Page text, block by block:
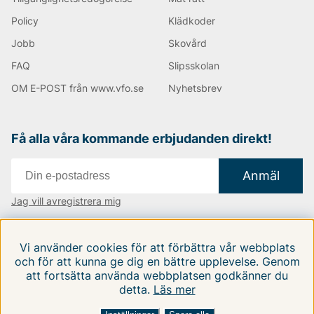
smarta detaljer som ventilation, justerbara huvor och
många fickor, vilket gör dem mycket praktiska.
Hållbarhet och Miljömedvetenhet
Precis som många moderna varumärken har
säkerställa att deras produktionsprocesser är så
miljövänliga som möjligt. Detta inkluderar också att
säkerställa rättvisa arbetsförhållanden i hela
leveranskedjan.
Expansion och Närvaro
Sedan starten har ColourWear expanderat sin närvaro
både nationellt och internationellt. Deras produkter
finns tillgängliga i många specialiserade sport- och
friluftsbutiker, såväl som online. Varumärkets
popularitet har också stärkts genom samarbeten med
Policy
Jobb
FAQ
OM E-POST från www.vfo.se
Klädkoder
Skovård
Slipsskolan
Nyhetsbrev
Få alla våra kommande erbjudanden direkt!
Anmäl
Jag vill avregistrera mig
Följ oss på våra sociala medier
Vi använder cookies för att förbättra vår webbplats
och för att kunna ge dig en bättre upplevelse. Genom
att fortsätta använda webbplatsen godkänner du
detta. Läs mer